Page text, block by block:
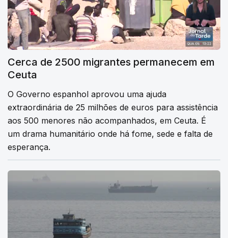
Cerca de 2500 migrantes permanecem em
Ceuta
O Governo espanhol aprovou uma ajuda
extraordinária de 25 milhões de euros para assistência
aos 500 menores não acompanhados, em Ceuta. É
um drama humanitário onde há fome, sede e falta de
esperança.